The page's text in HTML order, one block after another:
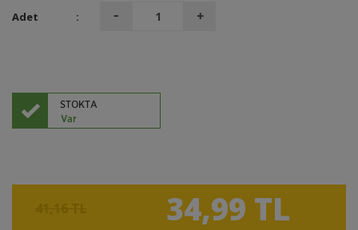
Adet :
34,99 TL